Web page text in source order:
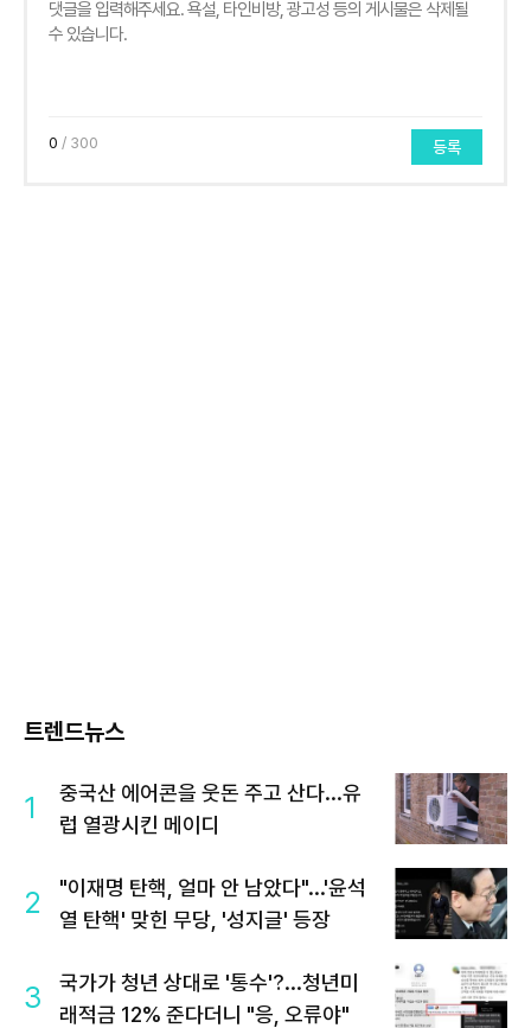
0 / 300 등록
트렌드뉴스
1
중국산 에어콘을 웃돈 주고 산다...유
럽 열광시킨 메이디
2
"이재명 탄핵, 얼마 안 남았다"...'윤석
열 탄핵' 맞힌 무당, '성지글' 등장
3
국가가 청년 상대로 '통수'?...청년미
래적금 12% 준다더니 "응, 오류야"